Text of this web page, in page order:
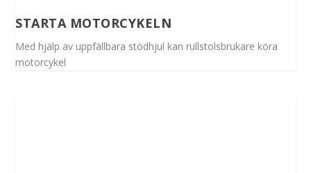
STARTA MOTORCYKELN
Med hjälp av uppfällbara stödhjul kan rullstolsbrukare köra
motorcykel